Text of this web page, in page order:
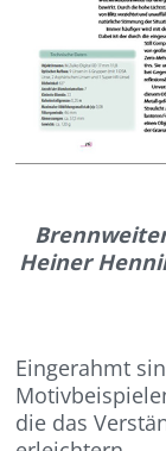
Heiner
Eingerahmt
die das